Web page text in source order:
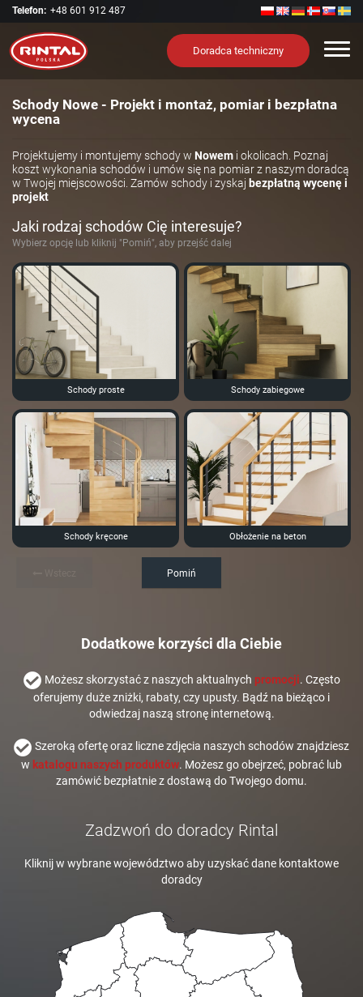
Telefon: +48 601 912 487
Doradca techniczny
Schody Nowe - Projekt i montaż, pomiar i bezpłatna
wycena
Projektujemy i montujemy schody w Nowem i okolicach. Poznaj
koszt wykonania schodów i umów się na pomiar z naszym doradcą
w Twojej miejscowości. Zamów schody i zyskaj bezpłatną wycenę i
projekt
Jaki rodzaj schodów Cię interesuje?
Wybierz opcję lub kliknij "Pomiń", aby przejść dalej
Schody proste Schody zabiegowe
Schody kręcone Obłożenie na beton
Pomiń
Dodatkowe korzyści dla Ciebie
Możesz skorzystać z naszych aktualnych promocji. Często
oferujemy duże zniżki, rabaty, czy upusty. Bądź na bieżąco i
odwiedzaj naszą stronę internetową.
Szeroką ofertę oraz liczne zdjęcia naszych schodów znajdziesz
w katalogu naszych produktów. Możesz go obejrzeć, pobrać lub
zamówić bezpłatnie z dostawą do Twojego domu.
Zadzwoń do doradcy Rintal
Kliknij w wybrane województwo aby uzyskać dane kontaktowe
doradcy